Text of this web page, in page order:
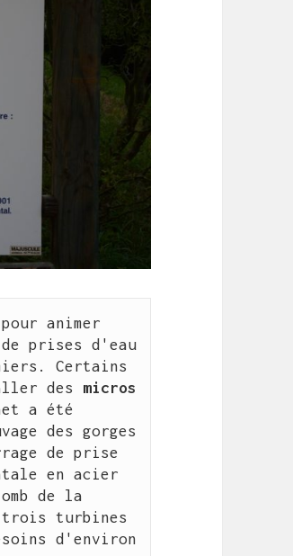
animer
prises d'eau
Certains
des micros
a été
des gorges
de prise
en acier
de la
trois turbines